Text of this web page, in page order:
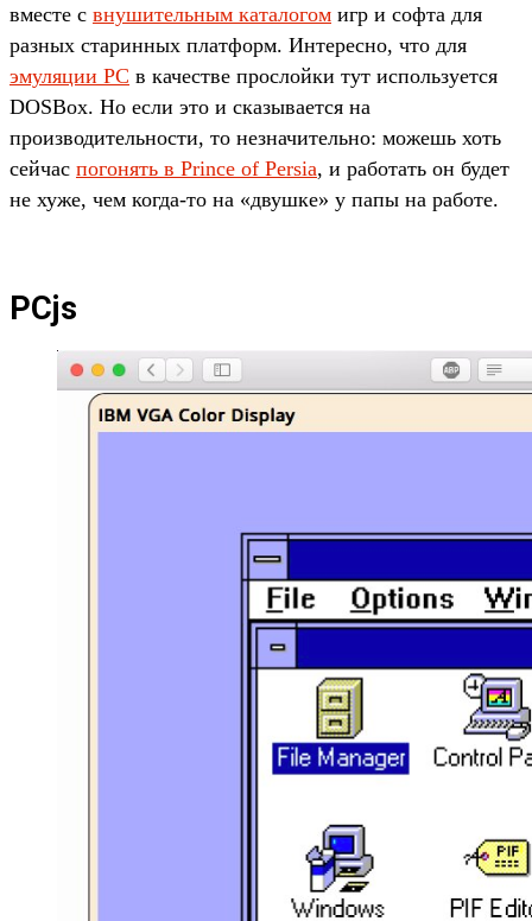
вместе с внушительным каталогом игр и софта для
разных старинных платформ. Интересно, что для
эмуляции PC в качестве прослойки тут используется
DOSBox. Но если это и сказывается на
производительности, то незначительно: можешь хоть
сейчас погонять в Prince of Persia, и работать он будет
не хуже, чем когда-то на «двушке» у папы на работе.
PCjs